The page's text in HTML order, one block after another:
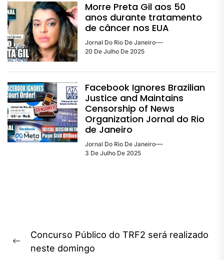
Morre Preta Gil aos 50
anos durante tratamento
de câncer nos EUA
Jornal Do Rio De Janeiro
20 De Julho De 2025
Facebook Ignores Brazilian
Justice and Maintains
Censorship of News
Organization Jornal do Rio
de Janeiro
Jornal Do Rio De Janeiro
3 De Julho De 2025
Navegação
dePrevious
Concurso Público do TRF2 será realizado
neste domingo